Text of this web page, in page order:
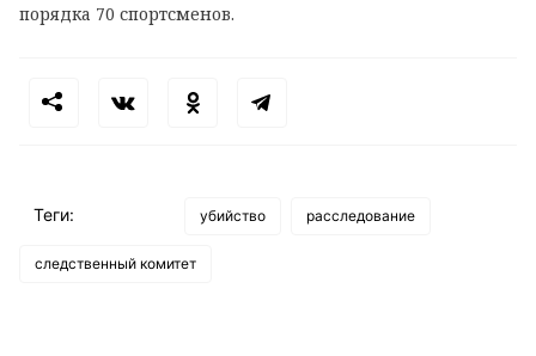
порядка 70 спортсменов.
Теги: убийство расследование
следственный комитет